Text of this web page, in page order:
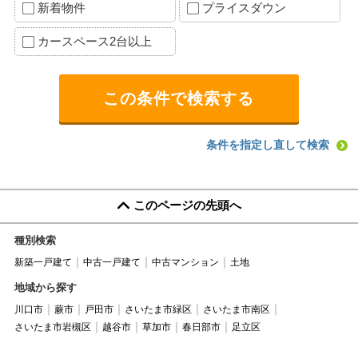
新着物件 プライスダウン
カースペース2台以上
条件を指定し直して検索
このページの先頭へ
種別検索
新築一戸建て 中古一戸建て 中古マンション 土地
地域から探す
川口市 蕨市 戸田市 さいたま市緑区
さいたま市南区
さいたま市岩槻区
越谷市 草加市 春日部市 足立区